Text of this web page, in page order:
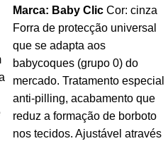
Marca: Baby Clic Cor: cinza
Forra de protecção universal
que se adapta aos
babycoques (grupo 0) do
mercado. Tratamento especial
anti-pilling, acabamento que
reduz a formação de borboto
nos tecidos. Ajustável através